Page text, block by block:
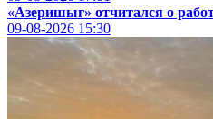
«Азеришыг» отчитался о
09-08-2026 15:30